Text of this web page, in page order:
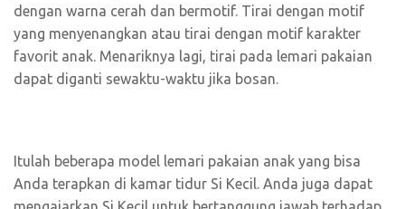
dengan warna cerah dan bermotif. Tirai dengan motif
yang menyenangkan atau tirai dengan motif karakter
favorit anak. Menariknya lagi, tirai pada lemari pakaian
dapat diganti sewaktu-waktu jika bosan.
Itulah beberapa model lemari pakaian anak yang bisa
Anda terapkan di kamar tidur Si Kecil. Anda juga dapat